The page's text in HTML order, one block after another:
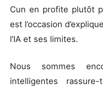
Cun en profite plutôt
est l’occasion
l’IA et ses limites.
Nous sommes
intelligentes